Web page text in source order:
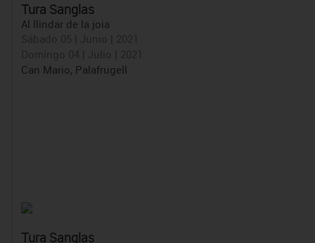
Tura Sanglas
Al llindar de la joia
Can Mario, Palafrugell
Tura Sanglas